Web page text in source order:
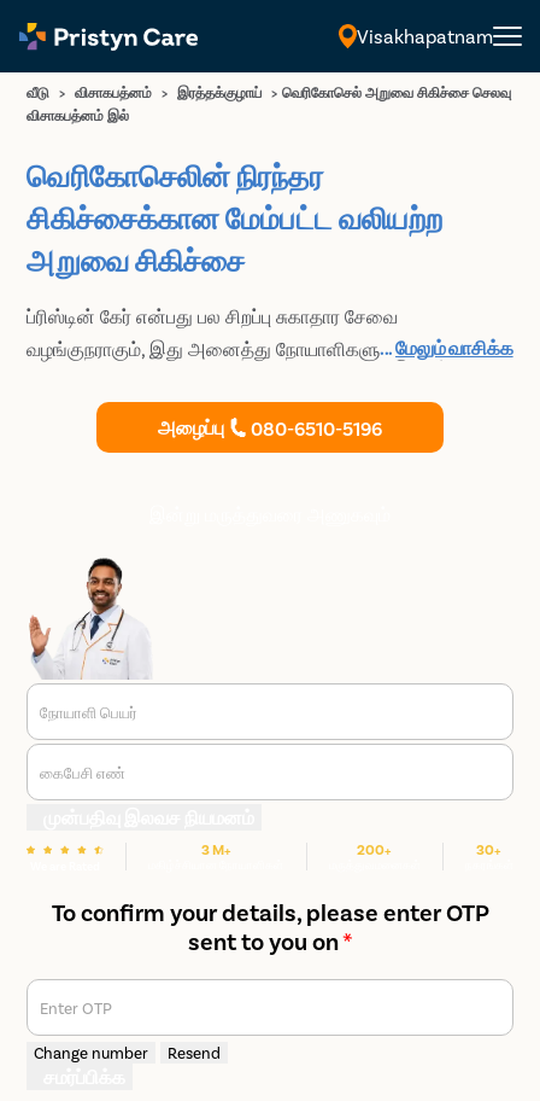
தமிழ்
Visakhapatnam
வீடு > விசாகபத்னம் > இரத்தக்குழாய் > வெரிகோசெல் அறுவை சிகிச்சை செலவு
விசாகபத்னம் இல்
வெரிகோசெலின் நிரந்தர
சிகிச்சைக்கான மேம்பட்ட வலியற்ற
அறுவை சிகிச்சை
ப்ரிஸ்டின் கேர் என்பது பல சிறப்பு சுகாதார சேவை
வழங்குநராகும், இது அனைத்து நோயாளிகளுக்கும் தொல்லை
மற்றும் மேம்பட்ட செயல்பாடுகள் மற்றும் சக்திவாய்ந்த
செயல்முறைகளின் மூலம் வழங்குவதை நோக்கமாகக்
...மேலும் வாசிக்க
அழைப்பு 080-6510-5196
நோயாளி பெயர்
கைபேசி எண்
3 M+ 200+ 30+
To confirm your details, please enter OTP
sent to you on*
Enter OTP
Change number Resend